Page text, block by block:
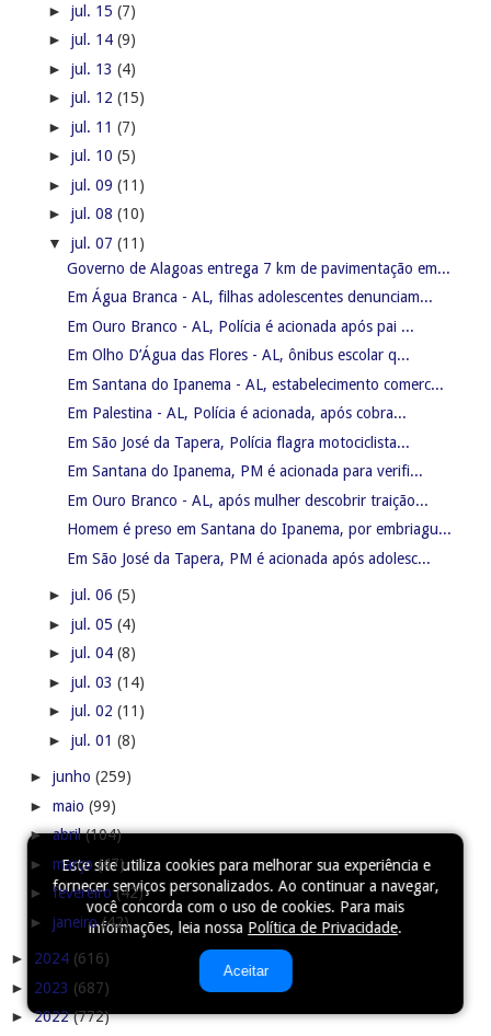
Este site utiliza cookies para melhorar sua experiência e
fornecer serviços personalizados. Ao continuar a navegar,
você concorda com o uso de cookies. Para mais
informações, leia nossa Política de Privacidade.
Aceitar
► jul. 15 (7)
► jul. 14 (9)
► jul. 13 (4)
► jul. 12 (15)
► jul. 11 (7)
► jul. 10 (5)
► jul. 09 (11)
► jul. 08 (10)
▼ jul. 07 (11)
Governo de Alagoas entrega 7 km de pavimentação em...
Em Água Branca - AL, filhas adolescentes denunciam...
Em Ouro Branco - AL, Polícia é acionada após pai ...
Em Olho D’Água das Flores - AL, ônibus escolar q...
Em Santana do Ipanema - AL, estabelecimento comerc...
Em Palestina - AL, Polícia é acionada, após cobra...
Em São José da Tapera, Polícia flagra motociclista...
Em Santana do Ipanema, PM é acionada para verifi...
Em Ouro Branco - AL, após mulher descobrir traição...
Homem é preso em Santana do Ipanema, por embriagu...
Em São José da Tapera, PM é acionada após adolesc...
► jul. 06 (5)
► jul. 05 (4)
► jul. 04 (8)
► jul. 03 (14)
► jul. 02 (11)
► jul. 01 (8)
► junho (259)
► maio (99)
►abril(104)
► março(47)
► fevereiro(42)
► janeiro(42)
► 2024 (616)
► 2023 (687)
►2022(772)